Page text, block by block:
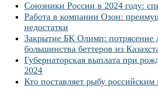
Союзники России в 2024 году:
Работа в компании Озон:
недостатки
Закрытие БК Олимп: потрясение
большинства беттеров из
Губернаторская выплата при
2024
Кто поставляет рыбу российским